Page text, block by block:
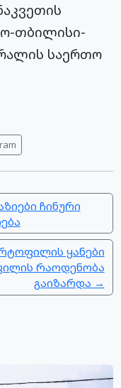
თბილისი-
საერთო
ჩინური
ყანები
რაოდენობა
გაიზარდა →